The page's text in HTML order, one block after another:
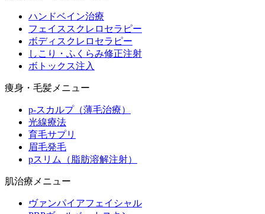
ハンドベイン治療
フェイススクレロセラピー
ボディスクレロセラピー
しこり・ふくらみ修正注射
ボトックス注入
痩身・毛髪メニュー
p-スカルプ（薄毛治療）
光線療法
育毛サプリ
眉毛発毛
pスリム（脂肪溶解注射）
肌治療メニュー
ヴァンパイアフェイシャル